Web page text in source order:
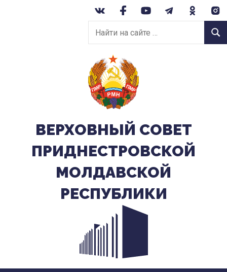
Найти
на
сайте:
ВЕРХОВНЫЙ CОВЕТ
ПРИДНЕСТРОВСКОЙ
МОЛДАВСКОЙ
РЕСПУБЛИКИ